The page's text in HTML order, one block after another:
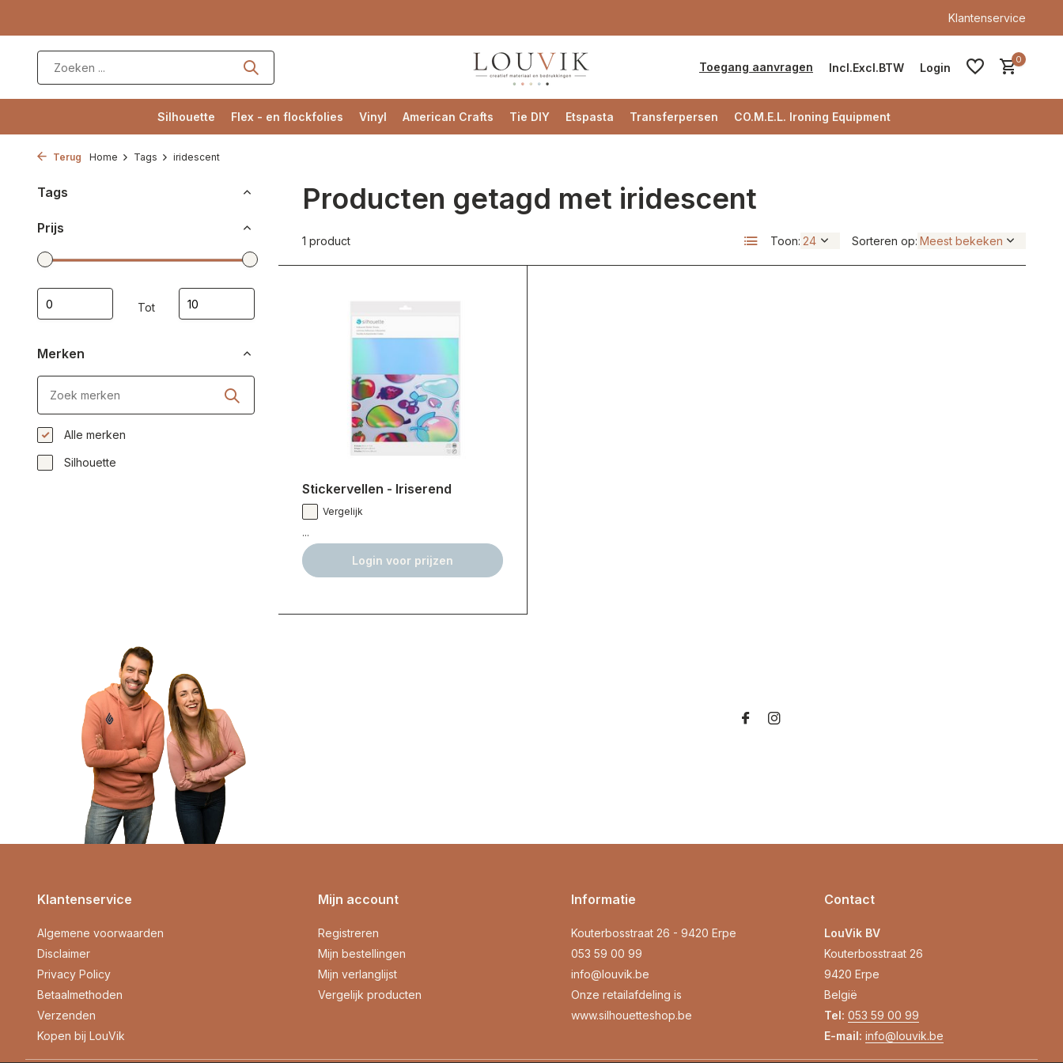
Klantenservice
Toegang aanvragen Incl.Excl.BTW Login
0
Silhouette Flex - en flockfolies Vinyl American Crafts Tie DIY Etspasta Transferpersen CO.M.E.L. Ironing Equipment
Terug Home Tags iridescent
Tags
Prijs
Tot
Merken
Alle merken
Silhouette
Producten getagd met iridescent
1 product Toon: Sorteren op:
Stickervellen - Iriserend
Vergelijk
...
Login voor prijzen
Klantenservice
Algemene voorwaarden
Disclaimer
Privacy Policy
Betaalmethoden
Verzenden
Kopen bij LouVik
Mijn account
Registreren
Mijn bestellingen
Mijn verlanglijst
Vergelijk producten
Informatie
Kouterbosstraat 26 - 9420 Erpe
053 59 00 99
info@louvik.be
Onze retailafdeling is
www.silhouetteshop.be
Contact
LouVik BV
Kouterbosstraat 26
9420 Erpe
België
Tel: 053 59 00 99
E-mail: info@louvik.be